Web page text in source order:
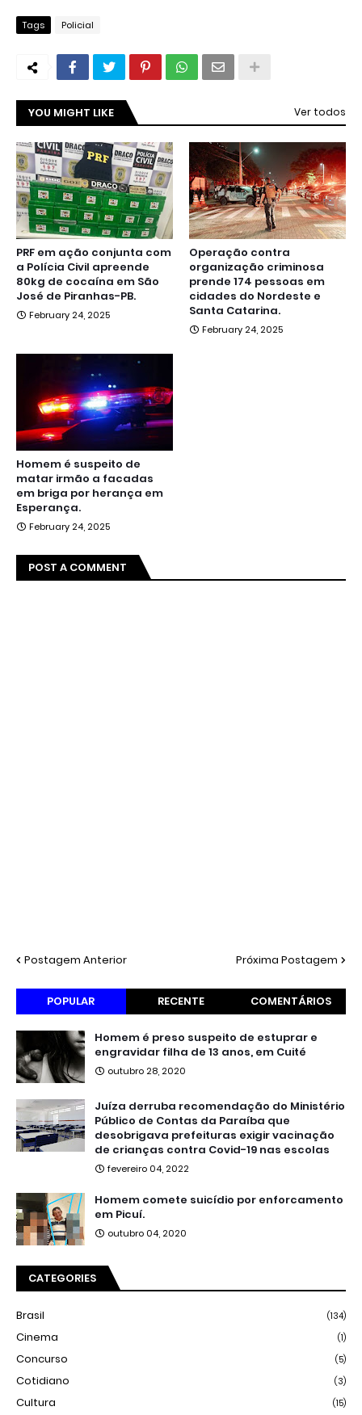
Tags Policial
YOU MIGHT LIKE Ver todos
PRF em ação conjunta com
a Polícia Civil apreende
80kg de cocaína em São
José de Piranhas-PB.
February 24, 2025
Operação contra
organização criminosa
prende 174 pessoas em
cidades do Nordeste e
Santa Catarina.
February 24, 2025
Homem é suspeito de
matar irmão a facadas
em briga por herança em
Esperança.
February 24, 2025
POST A COMMENT
Postagem Anterior Próxima Postagem
POPULAR RECENTE COMENTÁRIOS
Homem é preso suspeito de estuprar e
engravidar filha de 13 anos, em Cuité
outubro 28, 2020
Juíza derruba recomendação do Ministério
Público de Contas da Paraíba que
desobrigava prefeituras exigir vacinação
de crianças contra Covid-19 nas escolas
fevereiro 04, 2022
Homem comete suicídio por enforcamento
em Picuí.
outubro 04, 2020
CATEGORIES
Brasil (134)
Cinema (1)
Concurso (5)
Cotidiano (3)
Cultura (15)